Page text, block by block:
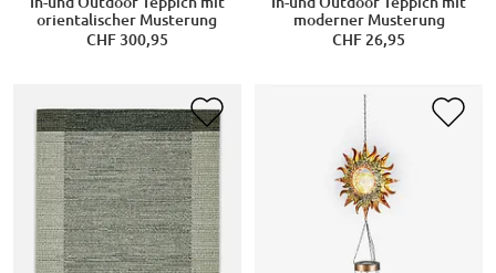
orientalischer Musterung
CHF 300,95
moderner Musterung
CHF 26,95